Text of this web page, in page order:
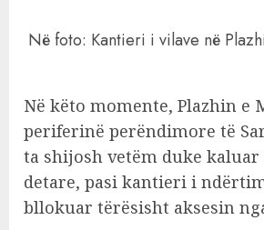
Në foto: Kantieri i vilave në
Në këto momente, Plazhin e
periferinë perëndimore të
ta shijosh vetëm duke
detare, pasi kantieri i
bllokuar tërësisht aksesin